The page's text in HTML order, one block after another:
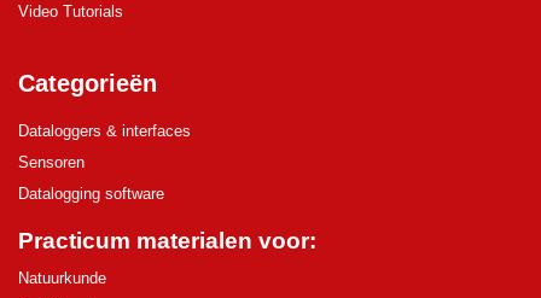
Video Tutorials
Categorieën
Dataloggers & interfaces
Sensoren
Datalogging software
Practicum materialen voor:
Natuurkunde